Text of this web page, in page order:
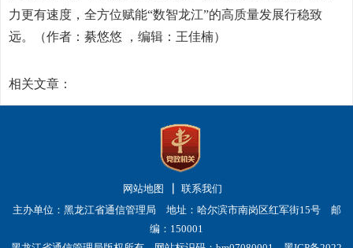
力更有速度，全方位赋能“数智龙江”的高质量发展行稳致
远。（作者：綦悠悠 ，编辑：王佳楠）
相关文章：
网站地图
联系我们
主办单位：黑龙江省通信管理局 地址：哈尔滨市南岗区红军街15号 邮
编：150001